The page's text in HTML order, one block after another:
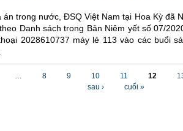
án trong nước, ĐSQ Việt Nam tại Hoa Kỳ đã
Danh sách trong Bản Niêm yết số 07/
2028610737 máy lẻ 113 vào các buổi
… 8 9 10 11 12
sau ›
cuối »